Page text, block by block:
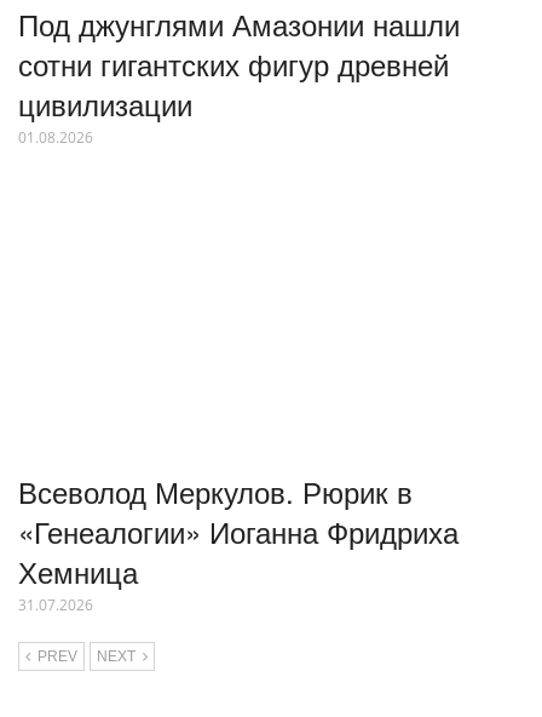
Под джунглями Амазонии нашли
сотни гигантских фигур древней
цивилизации
01.08.2026
Всеволод Меркулов. Рюрик в
«Генеалогии» Иоганна Фридриха
Хемница
31.07.2026
PREV NEXT